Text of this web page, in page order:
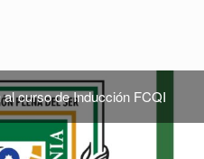
curso de Inducción FCQI
2026-2
Reaxys Cerrado y Méritos 2026-1
Oposición Abierto 2025-2
Cerrado y Méritos 2025-2
Oficiales del ciclo 2025-2
Oposición Abierto 2025-1
para Aprender